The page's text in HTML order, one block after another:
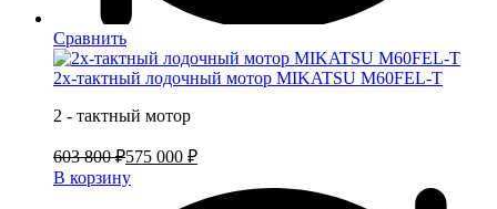
Сравнить
2х-тактный лодочный мотор MIKATSU M60FEL-T
2 - тактный мотор
603 800 ₽575 000 ₽
В корзину